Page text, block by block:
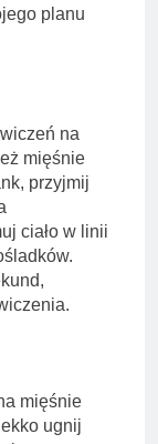
planu
na
mięśnie
przyjmij
ciało w linii
mięśnie
ugnij